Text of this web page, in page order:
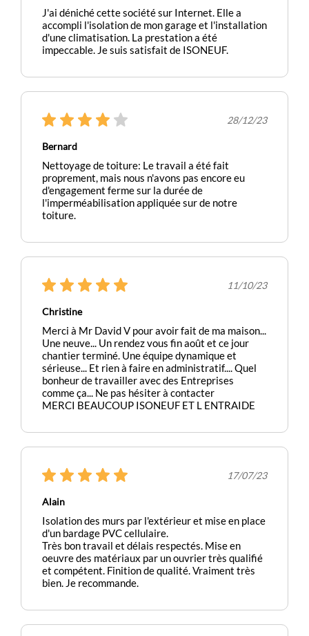
J'ai déniché cette société sur Internet. Elle a
accompli l'isolation de mon garage et l'installation
d'une climatisation. La prestation a été
impeccable. Je suis satisfait de ISONEUF.
28/12/23
Bernard
Nettoyage de toiture: Le travail a été fait
proprement, mais nous n'avons pas encore eu
d'engagement ferme sur la durée de
l'imperméabilisation appliquée sur de notre
toiture.
11/10/23
Christine
Merci à Mr David V pour avoir fait de ma maison...
Une neuve... Un rendez vous fin août et ce jour
chantier terminé. Une équipe dynamique et
sérieuse... Et rien à faire en administratif.... Quel
bonheur de travailler avec des Entreprises
comme ça... Ne pas hésiter à contacter
MERCI BEAUCOUP ISONEUF ET L ENTRAIDE
17/07/23
Alain
Isolation des murs par l'extérieur et mise en place
d'un bardage PVC cellulaire.
Très bon travail et délais respectés. Mise en
oeuvre des matériaux par un ouvrier très qualifié
et compétent. Finition de qualité. Vraiment très
bien. Je recommande.